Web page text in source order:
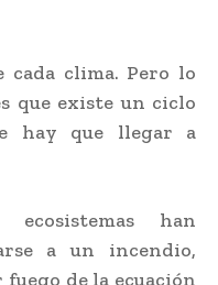
cada clima. Pero lo
que existe un ciclo
hay que llegar a
han
a un incendio,
de la ecuación